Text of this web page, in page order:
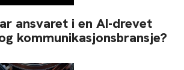
ansvaret i en AI-drevet
kommunikasjonsbransje?